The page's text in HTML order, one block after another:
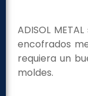
ADISOL
encofrados
requiera un
moldes.